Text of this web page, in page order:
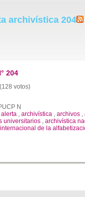
archivística 204
204
votos)
N
alerta , archivística , archivos ,
universitarios , archivística
de la